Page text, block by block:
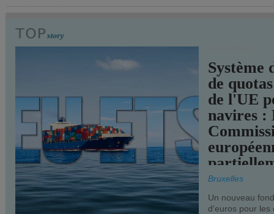
Système
de
de l'UE
navires :
Bruxelles
Un nouveau
d'euros pour les